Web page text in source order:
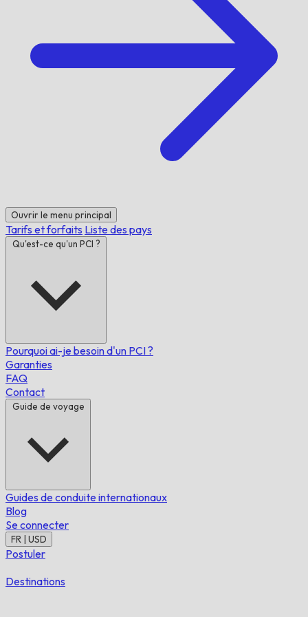
Ouvrir le menu principal
Tarifs et forfaits Liste des pays
Qu'est-ce qu'un PCI ?
Pourquoi ai-je besoin d'un PCI ?
Garanties
FAQ
Contact
Guide de voyage
Guides de conduite internationaux
Blog
Se connecter
FR | USD
Postuler
Destinations